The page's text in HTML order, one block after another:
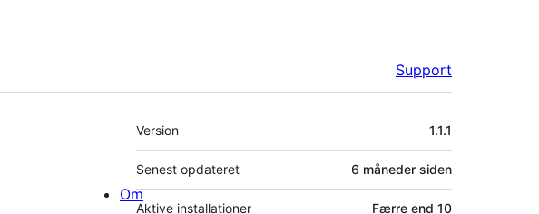
Support
Meta
Version 1.1.1
Senest opdateret 6 måneder siden
Aktive installationer Færre end 10
Om